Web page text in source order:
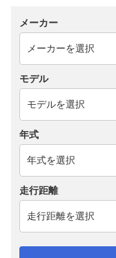
メーカー
モデル
年式
走行距離